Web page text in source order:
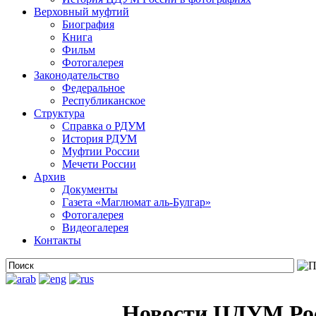
Верховный муфтий
Биография
Книга
Фильм
Фотогалерея
Законодательство
Федеральное
Республиканское
Структура
Справка о РДУМ
История РДУМ
Муфтии России
Мечети России
Архив
Документы
Газета «Маглюмат аль-Булгар»
Фотогалерея
Видеогалерея
Контакты